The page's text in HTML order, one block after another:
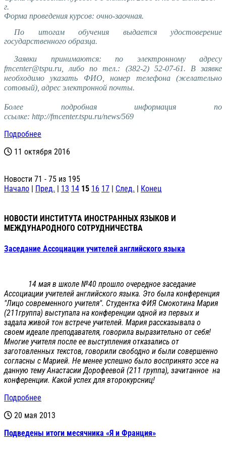
г.
Форма проведения курсов: очно-заочная.
По итогам обучения выдается удостоверение
государственного образца.
Заявки принимаются: по электронному адресу
fmcenter@tspu.ru, либо по тел.: (382-2) 52-07-61. В заявке
необходимо указать ФИО, номер телефона (желательно
сотовый), адрес электронной почты.
Более подробная информация по
ссылке: http://fmcenter.tspu.ru/news/569
Подробнее
11 октября 2016
Новости 71 - 75 из 195
Начало | Пред. | 13 14 15 16 17 | След. | Конец
НОВОСТИ ИНСТИТУТА ИНОСТРАННЫХ ЯЗЫКОВ И
МЕЖДУНАРОДНОГО СОТРУДНИЧЕСТВА
Заседание Ассоциации учителей английского языка
14 мая в школе №40 прошло очередное заседание
Ассоциации учителей английского языка. Это была конференция
"Лицо современного учителя". Студентка ФИЯ Смокотина Мария
(211группа) выступала на конференции одной из первых и
задала живой тон встрече учителей. Мария рассказывала о
своем идеале преподавателя, говорила выразительно от себя!
Многие учителя после ее выступления отказались от
заготовленных текстов, говорили свободно и были совершенно
согласны с Марией. Не менее успешно было воспринято эссе на
данную тему Анастасии Дорофеевой (211 группа), зачитанное на
конференции. Какой успех для второкурсниц!
Подробнее
20 мая 2013
Подведены итоги месячника «Я и Франция»